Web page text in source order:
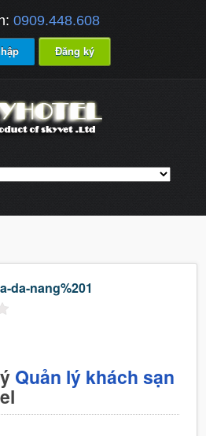
0909.448.608
Đăng ký
da-nang%201
Quản lý khách sạn